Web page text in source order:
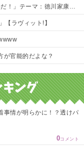
【2025.8.5 24:00〜 TOKYO MX】
【ラヴィット!】
が官能的だよな？
事情が明らかに！？透けパ
0コメント